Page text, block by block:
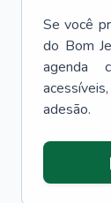
Se você
do Bom
agenda
adesão.